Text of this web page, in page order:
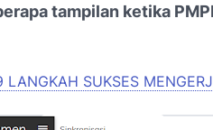
tampilan ketika
LANGKAH SUKSES